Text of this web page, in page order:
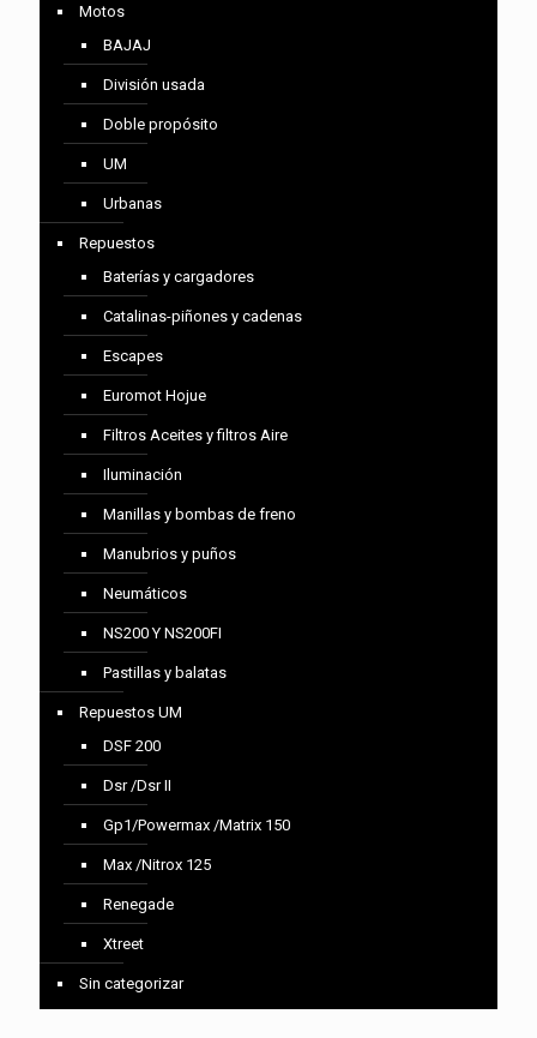
Motos
BAJAJ
División usada
Doble propósito
UM
Urbanas
Repuestos
Baterías y cargadores
Catalinas-piñones y cadenas
Escapes
Euromot Hojue
Filtros Aceites y filtros Aire
Iluminación
Manillas y bombas de freno
Manubrios y puños
Neumáticos
NS200 Y NS200FI
Pastillas y balatas
Repuestos UM
DSF 200
Dsr /Dsr II
Gp1/Powermax /Matrix 150
Max /Nitrox 125
Renegade
Xtreet
Sin categorizar